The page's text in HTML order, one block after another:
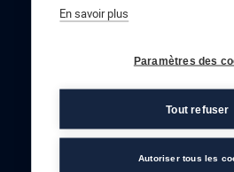
En savoir plus
Paramètres des
Tout refuser
Autoriser tous les